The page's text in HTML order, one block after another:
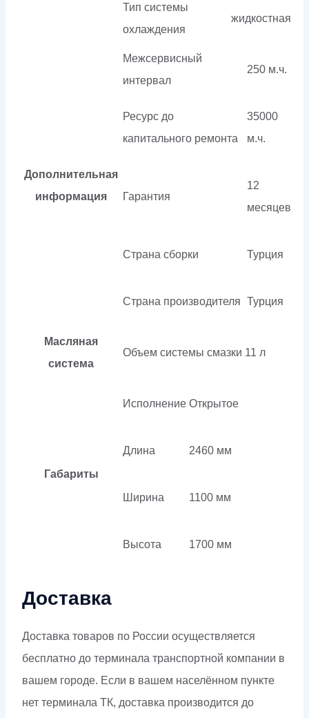
Тип системы
охлаждения
жидкостная
Дополнительная
информация
Межсервисный
интервал
250 м.ч.
Ресурс до
капитального ремонта
35000
м.ч.
Гарантия
12
месяцев
Страна сборки Турция
Страна производителя Турция
Масляная
система
Объем системы смазки 11 л
Габариты
Исполнение Открытое
Длина 2460 мм
Ширина 1100 мм
Высота 1700 мм
Доставка
Доставка товаров по России осуществляется
бесплатно до терминала транспортной компании в
вашем городе. Если в вашем населённом пункте
нет терминала ТК, доставка производится до